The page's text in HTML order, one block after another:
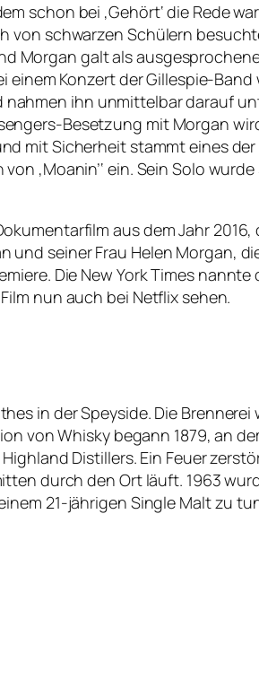
schon bei ‚Gehört‘ die Rede
schwarzen Schülern
Morgan galt als
einem Konzert der Gillespie-
ihn unmittelbar darauf
Besetzung mit Morgan
mit Sicherheit stammt eines
‚Moanin’‘ ein. Sein Solo
aus dem Jahr
seiner Frau Helen Morgan,
Die New York Times
nun auch bei Netflix sehen.
in der Speyside. Die Brennerei
von Whisky begann 1879, an
Distillers. Ein Feuer
durch den Ort läuft. 1963
21-jährigen Single Malt zu